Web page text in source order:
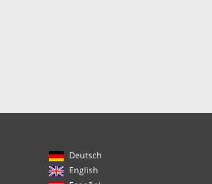
Deutsch
English